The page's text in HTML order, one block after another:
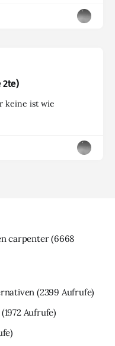
2te)
keine ist wie
carpenter(6668
(2399 Aufrufe)
(1972 Aufrufe)